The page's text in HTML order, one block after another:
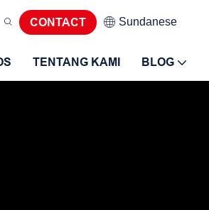
CONTACT Sundanese
TENTANG KAMI BLOG